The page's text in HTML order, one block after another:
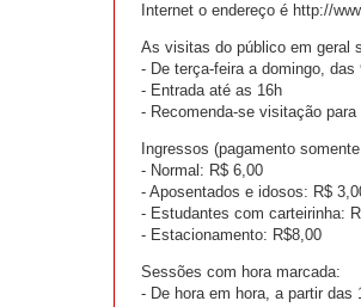
Internet o endereço é http://
As visitas do público em geral
- De terça-feira a domingo, das
- Entrada até as 16h
- Recomenda-se visitação
Ingressos (pagamento
- Normal: R$ 6,00
- Aposentados e idosos: R$
- Estudantes com carteirinha:
- Estacionamento: R$8,00
Sessões com hora marcada:
- De hora em hora, a partir das